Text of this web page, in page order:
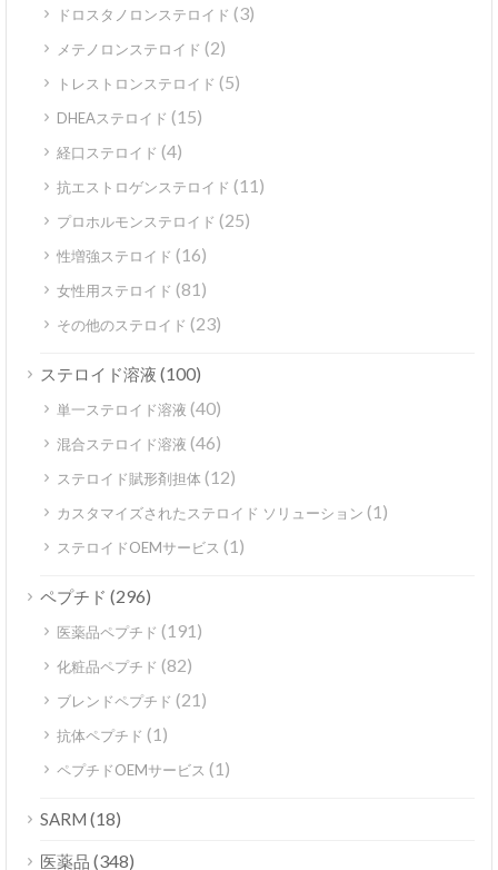
ドロスタノロンステロイド (3)
メテノロンステロイド (2)
トレストロンステロイド (5)
DHEAステロイド (15)
経口ステロイド (4)
抗エストロゲンステロイド (11)
プロホルモンステロイド (25)
性増強ステロイド (16)
女性用ステロイド (81)
その他のステロイド (23)
ステロイド溶液 (100)
単一ステロイド溶液 (40)
混合ステロイド溶液 (46)
ステロイド賦形剤担体 (12)
カスタマイズされたステロイド ソリューション (1)
ステロイドOEMサービス (1)
ペプチド (296)
医薬品ペプチド (191)
化粧品ペプチド (82)
ブレンドペプチド (21)
抗体ペプチド (1)
ペプチドOEMサービス (1)
SARM (18)
医薬品 (348)